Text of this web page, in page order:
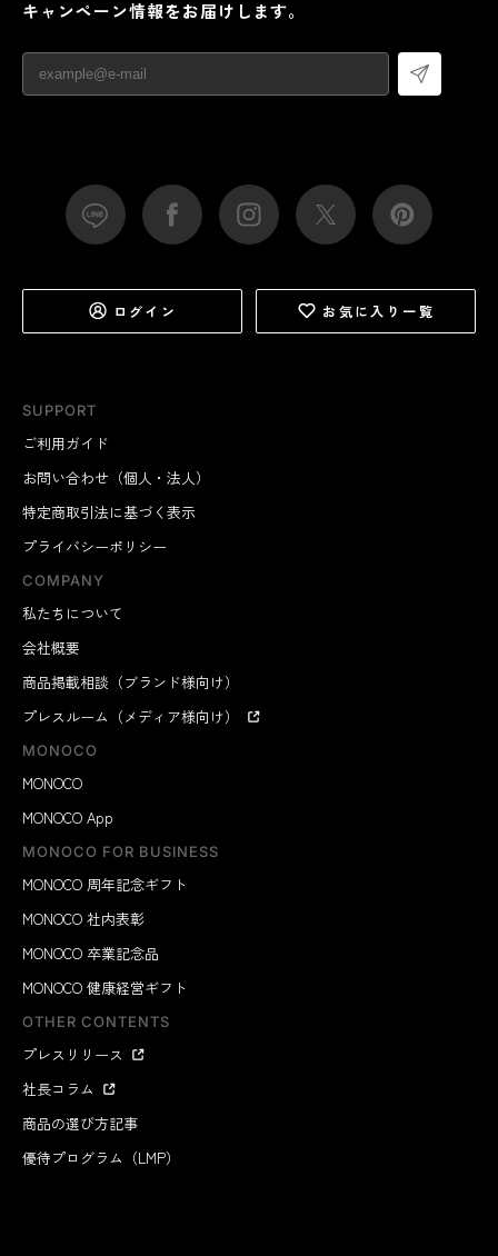
SUPPORT
ご利用ガイド
お問い合わせ（個人・法人）
特定商取引法に基づく表示
プライバシーポリシー
COMPANY
私たちについて
会社概要
商品掲載相談（ブランド様向け）
プレスルーム（メディア様向け）
MONOCO
MONOCO
MONOCO App
MONOCO FOR BUSINESS
MONOCO 周年記念ギフト
MONOCO 社内表彰
MONOCO 卒業記念品
MONOCO 健康経営ギフト
OTHER CONTENTS
プレスリリース
社長コラム
商品の選び方記事
優待プログラム（LMP）
キャンペーン情報をお届けします。
ログイン お気に入り一覧